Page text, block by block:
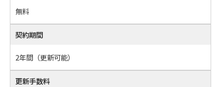
無料
契約期間
2年間（更新可能）
更新手数料